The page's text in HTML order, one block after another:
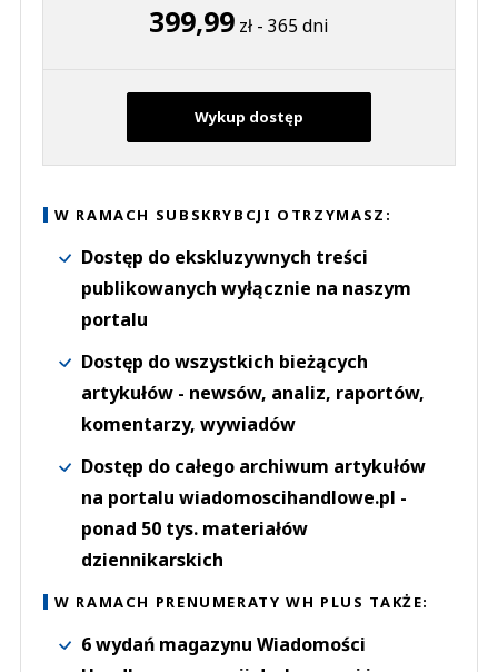
399,99zł - 365 dni
Wykup dostęp
W RAMACH SUBSKRYBCJI OTRZYMASZ:
Dostęp do ekskluzywnych treści
publikowanych wyłącznie na naszym
portalu
Dostęp do wszystkich bieżących
artykułów - newsów, analiz, raportów,
komentarzy, wywiadów
Dostęp do całego archiwum artykułów
na portalu wiadomoscihandlowe.pl -
ponad 50 tys. materiałów
dziennikarskich
W RAMACH PRENUMERATY WH PLUS TAKŻE:
6 wydań magazynu Wiadomości